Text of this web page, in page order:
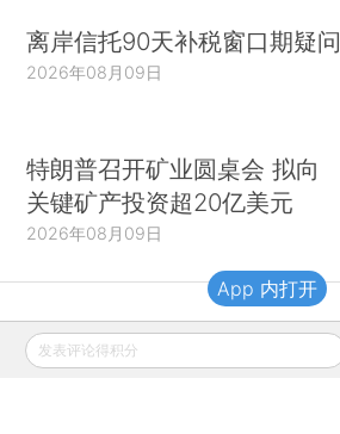
离岸信托90天补税窗口期疑问
2026年08月09日
特朗普召开矿业圆桌会 拟向
关键矿产投资超20亿美元
2026年08月09日
财新移动
发表评论得积分
App 内打开